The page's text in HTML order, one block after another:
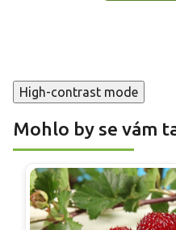
High-contrast mode
Mohlo by se vám